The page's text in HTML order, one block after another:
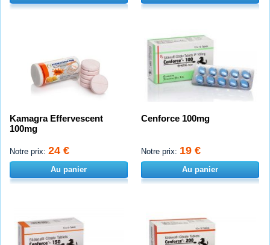
Kamagra Effervescent
100mg
Notre prix: 24 €
Au panier
Cenforce 100mg
Notre prix: 19 €
Au panier